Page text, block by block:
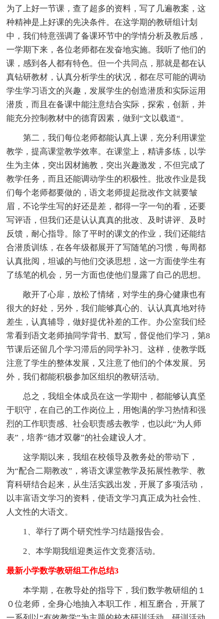
为了上好一节课，查了超多的资料，写了几遍教案，这
种精神是上好课的先决条件。在这学期的教研组计划
中，我们特意强调了备课环节中的学情分析及教后感，
一学期下来，各位老师都在发奋地实施。我听了他们的
课，感到各人都有特色。但一个共同点，那就是都在认
真钻研教材，认真分析学生的状况，都在尽可能的调动
学生学习语文的兴趣，发展学生的创造潜质和实际运用
潜质，而且在备课中能注意结合实际，探索，创新，并
能充分控制教材中的德育因素，做到“文以载道“。
第二，我们每位老师都能认真上课，充分利用课堂
教学，提高课堂教学效率。在课堂上，精讲多练，以学
生为主体，突出因材施教，突出兴趣激发，不但完成了
教学任务，而且还能调动学生的积极性。批改作业是我
们每个老师都要做的，语文老师提起批改作文就要皱
眉，不论学生写的好还是差，都得一字一句的看，还要
写评语，但我们还是认认真真的批改、及时讲评、及时
反馈，耐心指导。除了平时的课文的作业，我们还能结
合潜质训练，在各年级都展开了写随笔的习惯，每周都
认真批阅，坦诚的与他们交谈思想，这一方面使学生有
了练笔的机会，另一方面也使他们显露了自己的思想。
敞开了心扉，放松了情绪，对学生的身心健康也有
很大的好处，另外，我们能够真心的、认认真真地对待
差生，认真辅导，做好提优补差的工作。办公室我们经
常看到语文老师抽同学背书、默写，督促他们学习，第8
节课后还留几个学习滞后的同学补习。这样，使教学既
注意了学生的整体发展，又注意了他们的个体发展。另
外，我们都能积极参加区组织的教研活动。
总之，我组全体成员在这一学期中，都能够认真坚
于职守，在自己的工作岗位上，用饱满的学习热情和强
烈的工作职责感、社会职责感去教学，也以此“为人师
表”，培养“德才双馨”的社会建设人才。
这学期以来，我组在校领导及教务处的带动下，
为“配合二期教改”，将语文课堂教学及拓展性教学、教
育科研结合起来，从生活实践出发，开展了多项活动，
以丰富语文学习的资料，使语文学习真正成为社会性、
人文性的大语文。
1、举行了两个研究性学习结题报告会。
2、本学期我组迎奥运作文竞赛活动。
最新小学数学教研组工作总结3
本学期，在教导处的指导下，我们数学教研组的１
０位老师，全身心地抽入本职工作，相互磨合，开展了